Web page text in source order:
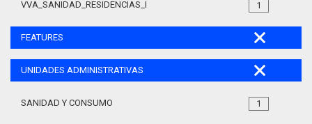
1
VVA_SANIDAD_RESIDENCIAS_MAYORES_105
FEATURES
UNIDADES ADMINISTRATIVAS
1
SANIDAD Y CONSUMO